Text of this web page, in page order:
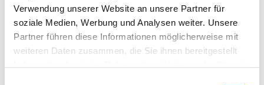
Verwendung unserer Website an unsere Partner für
soziale Medien, Werbung und Analysen weiter. Unsere
Partner führen diese Informationen möglicherweise mit
weiteren Daten zusammen, die Sie ihnen bereitgestellt